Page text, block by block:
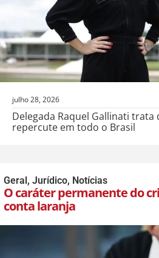
julho 28, 2026
Delegada Raquel Gallinati trata
repercute em todo o Brasil
Geral, Jurídico, Notícias
O caráter permanente do
conta laranja